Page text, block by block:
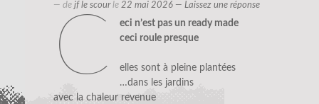
— de jf le scourle 22 mai 2026 — Laissez une réponse
c
eci n’est pas un ready made
ceci roule presque
elles sont à pleine plantées
…dans les jardins
avec la chaleur revenue